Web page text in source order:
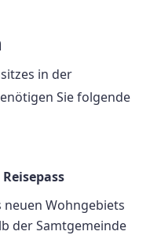
in der
Sie folgende
Reisepass
neuen Wohngebiets
der Samtgemeinde